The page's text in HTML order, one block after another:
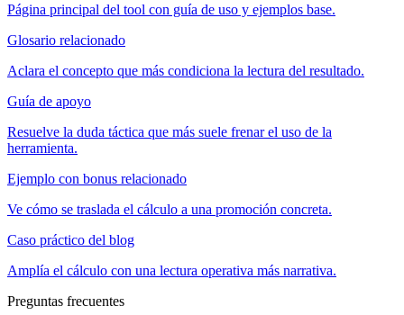
Página principal del tool con guía de uso y ejemplos base.
Glosario relacionado
Aclara el concepto que más condiciona la lectura del resultado.
Guía de apoyo
Resuelve la duda táctica que más suele frenar el uso de la
herramienta.
Ejemplo con bonus relacionado
Ve cómo se traslada el cálculo a una promoción concreta.
Caso práctico del blog
Amplía el cálculo con una lectura operativa más narrativa.
Preguntas frecuentes